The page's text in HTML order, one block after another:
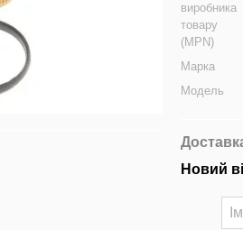
виробника
товару
(MPN)
Марка
Модель
Новий